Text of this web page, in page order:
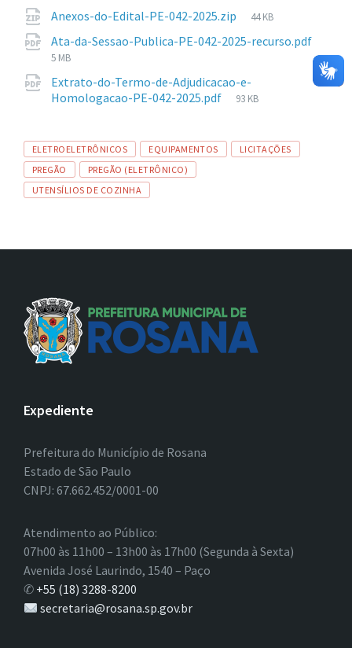
Anexos-do-Edital-PE-042-2025.zip
Tamanho
arquivo:
44 KB
Ata-da-Sessao-Publica-PE-042-2025-recurso.pdf
de
5 MB
Extrato-do-Termo-de-Adjudicacao-e-
Homologacao-PE-042-2025.pdf
Tamanho
93 KB
Tags
ELETROELETRÔNICOS EQUIPAMENTOS
LICITAÇÕES
PREGÃO
PREGÃO (ELETRÔNICO)
UTENSÍLIOS DE COZINHA
Expediente
Prefeitura do Município de Rosana
Estado de São Paulo
CNPJ: 67.662.452/0001-00
Atendimento ao Público:
07h00 às 11h00 – 13h00 às 17h00 (Segunda à Sexta)
Avenida José Laurindo, 1540 – Paço
✆ +55 (18) 3288-8200
secretaria@rosana.sp.gov.br